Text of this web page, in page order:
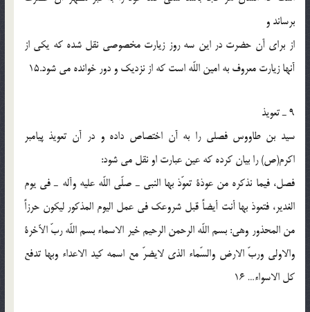
برساند و
از براى آن حضرت در اين سه روز زيارت مخصوصى نقل شده كه يكى از
آنها زيارت معروف به امين اللّه است كه از نزديك و دور خوانده مى شود.15
9 ـ تعويذ
سيد بن طاووس فصلى را به آن اختصاص داده و در آن تعويذ پيامبر
اكرم(ص) را بيان كرده كه عين عبارت او نقل مى شود:
فصل، فيما نذكره من عوذة تعوّذ بها النبى ـ صلّى اللّه عليه وآله ـ فى يوم
الغدير، فتعوذ بها أنت أيضاً قبل شروعك فى عمل اليوم المذكور ليكون حرزاً
من المحذور وهى: بسم اللّه الرحمن الرحيم خير الاسماء بسم اللّه ربّ الآخرة
والاولى وربّ الارض والسّماء الذى لايضرّ مع اسمه كيد الاعداء وبها تدفع
كل الاسواء… 16